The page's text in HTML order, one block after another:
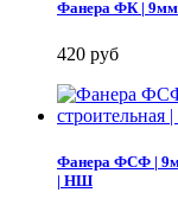
Фанера ФК | 9мм
420 руб
Фанера ФСФ |
| НШ